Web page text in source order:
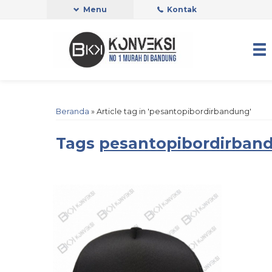
Menu Kontak
Beranda » Article tag in 'pesantopibordirbandung'
Tags